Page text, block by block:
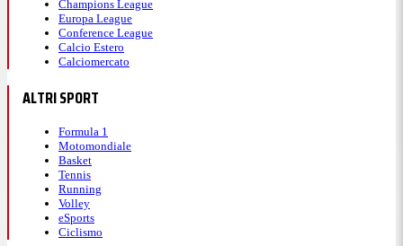
Champions League
Europa League
Conference League
Calcio Estero
Calciomercato
ALTRI SPORT
Formula 1
Motomondiale
Basket
Tennis
Running
Volley
eSports
Ciclismo